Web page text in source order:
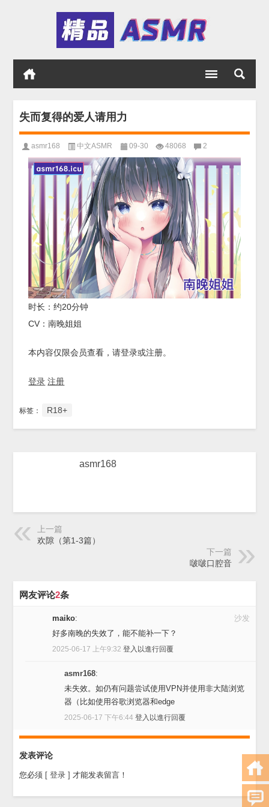
失而复得的爱人请用力
asmr168 中文ASMR 09-30 48068 2
时长：约20分钟
CV：南晚姐姐
本内容仅限会员查看，请登录或注册。
登录 注册
标签： R18+
asmr168
上一篇
欢隙（第1-3篇）
下一篇
啵啵口腔音
网友评论2条
沙发
maiko:
好多南晚的失效了，能不能补一下？
2025-06-17 上午9:32登入以進行回覆
asmr168:
未失效。如仍有问题尝试使用VPN并使用非大陆浏览
器（比如使用谷歌浏览器和edge
2025-06-17 下午6:44登入以進行回覆
发表评论
您必须 [ 登录 ] 才能发表留言！